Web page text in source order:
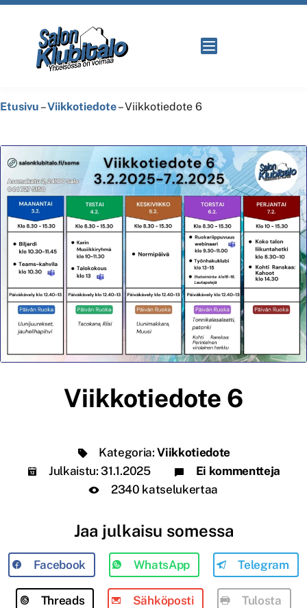
Etusivu –Viikkotiedote–Viikkotiedote 6
Viikkotiedote 6
Kategoria: Viikkotiedote
Julkaistu: 31.1.2025
Ei kommentteja
2340 katselukertaa
Jaa julkaisu somessa
Facebook WhatsApp Telegram
Threads Sähköposti Tulosta